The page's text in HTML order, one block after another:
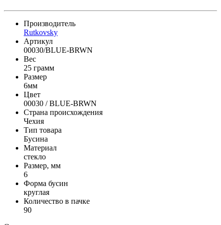
Производитель
Rutkovsky
Артикул
00030/BLUE-BRWN
Вес
25 грамм
Размер
6мм
Цвет
00030 / BLUE-BRWN
Страна происхождения
Чехия
Тип товара
Бусина
Материал
стекло
Размер, мм
6
Форма бусин
круглая
Количество в пачке
90